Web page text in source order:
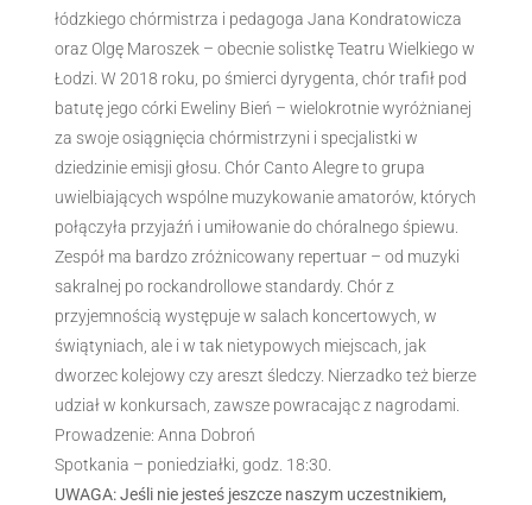
łódzkiego chórmistrza i pedagoga Jana Kondratowicza
oraz Olgę Maroszek – obecnie solistkę Teatru Wielkiego w
Łodzi. W 2018 roku, po śmierci dyrygenta, chór trafił pod
batutę jego córki Eweliny Bień – wielokrotnie wyróżnianej
za swoje osiągnięcia chórmistrzyni i specjalistki w
dziedzinie emisji głosu. Chór Canto Alegre to grupa
uwielbiających wspólne muzykowanie amatorów, których
połączyła przyjaźń i umiłowanie do chóralnego śpiewu.
Zespół ma bardzo zróżnicowany repertuar – od muzyki
sakralnej po rockandrollowe standardy. Chór z
przyjemnością występuje w salach koncertowych, w
świątyniach, ale i w tak nietypowych miejscach, jak
dworzec kolejowy czy areszt śledczy. Nierzadko też bierze
udział w konkursach, zawsze powracając z nagrodami.
Prowadzenie: Anna Dobroń
Spotkania – poniedziałki, godz. 18:30.
UWAGA: Jeśli nie jesteś jeszcze naszym uczestnikiem,